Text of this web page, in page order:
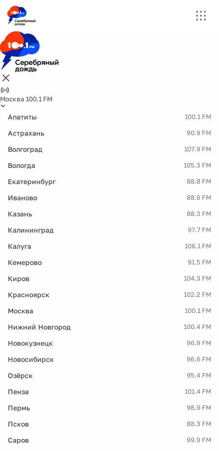
Москва 100.1 FM
Апатиты 100.1 FM
Астрахань 90.9 FM
Волгоград 107.9 FM
Вологда 105.3 FM
Екатеринбург 88.8 FM
Иваново 88.6 FM
Казань 88.3 FM
Калининград 97.7 FM
Калуга 106.1 FM
Кемерово 91.5 FM
Киров 104.3 FM
Красноярск 102.2 FM
Москва 100.1 FM
Нижний Новгород 100.4 FM
Новокузнецк 96.9 FM
Новосибирск 96.6 FM
Озёрск 95.4 FM
Пенза 101.4 FM
Пермь 98.9 FM
Псков 88.3 FM
Саров 99.9 FM